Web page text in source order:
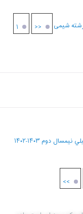
رشته شیمی
<< ۱
دوم ۱۴۰۳-۱۴۰۲
>>